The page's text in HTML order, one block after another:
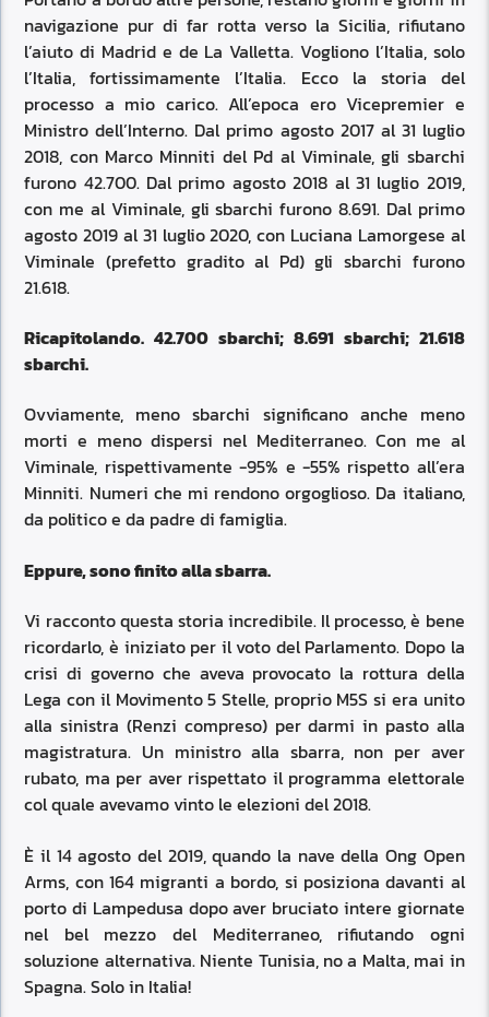
navigazione pur di far rotta verso la Sicilia, rifiutano
l’aiuto di Madrid e de La Valletta. Vogliono l’Italia, solo
l’Italia, fortissimamente l’Italia. Ecco la storia del
processo a mio carico. All’epoca ero Vicepremier e
Ministro dell’Interno. Dal primo agosto 2017 al 31 luglio
2018, con Marco Minniti del Pd al Viminale, gli sbarchi
furono 42.700. Dal primo agosto 2018 al 31 luglio 2019,
con me al Viminale, gli sbarchi furono 8.691. Dal primo
agosto 2019 al 31 luglio 2020, con Luciana Lamorgese al
Viminale (prefetto gradito al Pd) gli sbarchi furono
21.618.
Ricapitolando. 42.700 sbarchi; 8.691 sbarchi; 21.618
sbarchi.
Ovviamente, meno sbarchi significano anche meno
morti e meno dispersi nel Mediterraneo. Con me al
Viminale, rispettivamente -95% e -55% rispetto all’era
Minniti. Numeri che mi rendono orgoglioso. Da italiano,
da politico e da padre di famiglia.
Eppure, sono finito alla sbarra.
Vi racconto questa storia incredibile. Il processo, è bene
ricordarlo, è iniziato per il voto del Parlamento. Dopo la
crisi di governo che aveva provocato la rottura della
Lega con il Movimento 5 Stelle, proprio M5S si era unito
alla sinistra (Renzi compreso) per darmi in pasto alla
magistratura. Un ministro alla sbarra, non per aver
rubato, ma per aver rispettato il programma elettorale
col quale avevamo vinto le elezioni del 2018.
È il 14 agosto del 2019, quando la nave della Ong Open
Arms, con 164 migranti a bordo, si posiziona davanti al
porto di Lampedusa dopo aver bruciato intere giornate
nel bel mezzo del Mediterraneo, rifiutando ogni
soluzione alternativa. Niente Tunisia, no a Malta, mai in
Spagna. Solo in Italia!